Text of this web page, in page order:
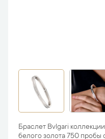
Браслет Bvlgari
белого золота 750 пробы